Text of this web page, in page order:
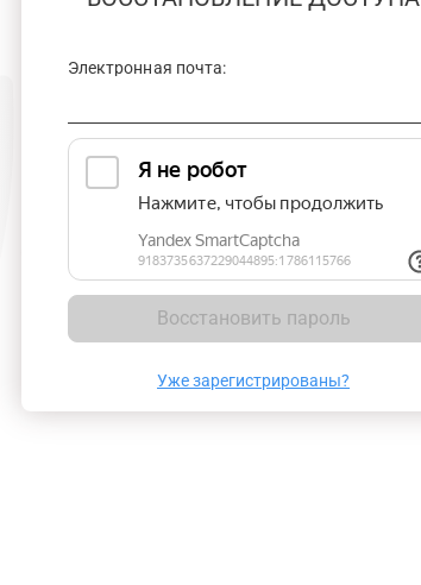
Электронная почта:
Восстановить пароль
Уже зарегистрированы?